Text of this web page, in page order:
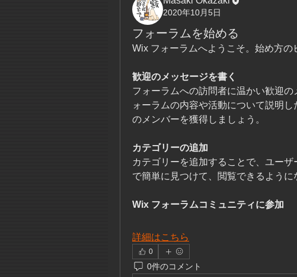
2020年10月5日
フォーラムを始める
Wix フォーラムへようこそ。始め方の
歓迎のメッセージを書く
フォーラムへの訪問者に温かい歓迎
ォーラムの内容や活動について説明
のメンバーを獲得しましょう。
カテゴリーの追加
カテゴリーを追加することで、ユー
で簡単に見つけて、閲覧できるように
Wix フォーラムコミュニティに参加
詳細はこちら
0
0件のコメント